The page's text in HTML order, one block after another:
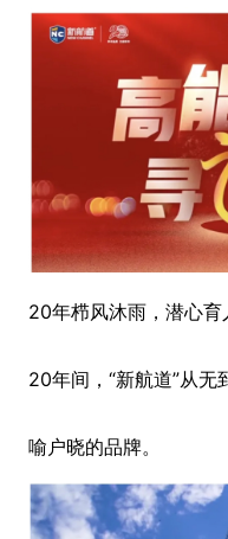
20年栉风沐雨，潜心育
20年间，“新航道”从
喻户晓的品牌。